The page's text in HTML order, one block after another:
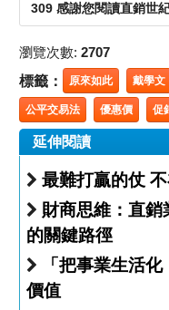
309 感謝您閱讀直銷世
瀏覽次數: 2707
標籤： 原來如此 戴學文
公平交易法 優惠價 促
延伸閱讀
最
財商思維：直銷
的關鍵路徑
「把事業生活
價值